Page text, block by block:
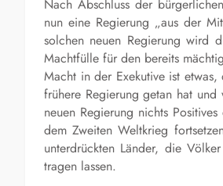
Nach Abschluss der
nun eine Regierung „aus der
solchen neuen Regierung wird
Machtfülle für den bereits
Macht in der Exekutive ist
frühere Regierung getan hat
neuen Regierung nichts
dem Zweiten Weltkrieg
unterdrückten Länder, die
tragen lassen.